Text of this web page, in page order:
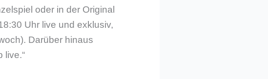
oder in der Original
Uhr live und exklusiv,
Darüber hinaus
live.“